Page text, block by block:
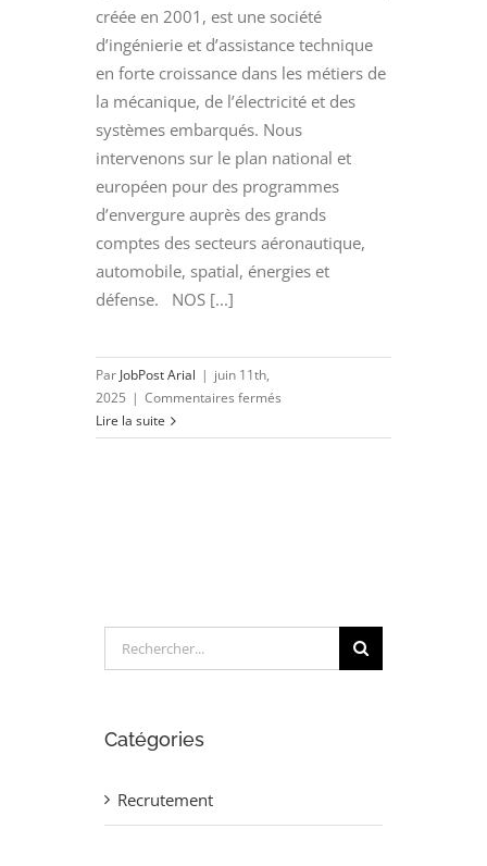
créée en 2001, est une société
d’ingénierie et d’assistance technique
en forte croissance dans les métiers de
la mécanique, de l’électricité et des
systèmes embarqués. Nous
intervenons sur le plan national et
européen pour des programmes
d’envergure auprès des grands
comptes des secteurs aéronautique,
automobile, spatial, énergies et
défense. NOS [...]
Par JobPost Arial | juin 11th,
2025 | Commentaires fermés
METHODE
Lire la suite
Rechercher:
Catégories
Recrutement